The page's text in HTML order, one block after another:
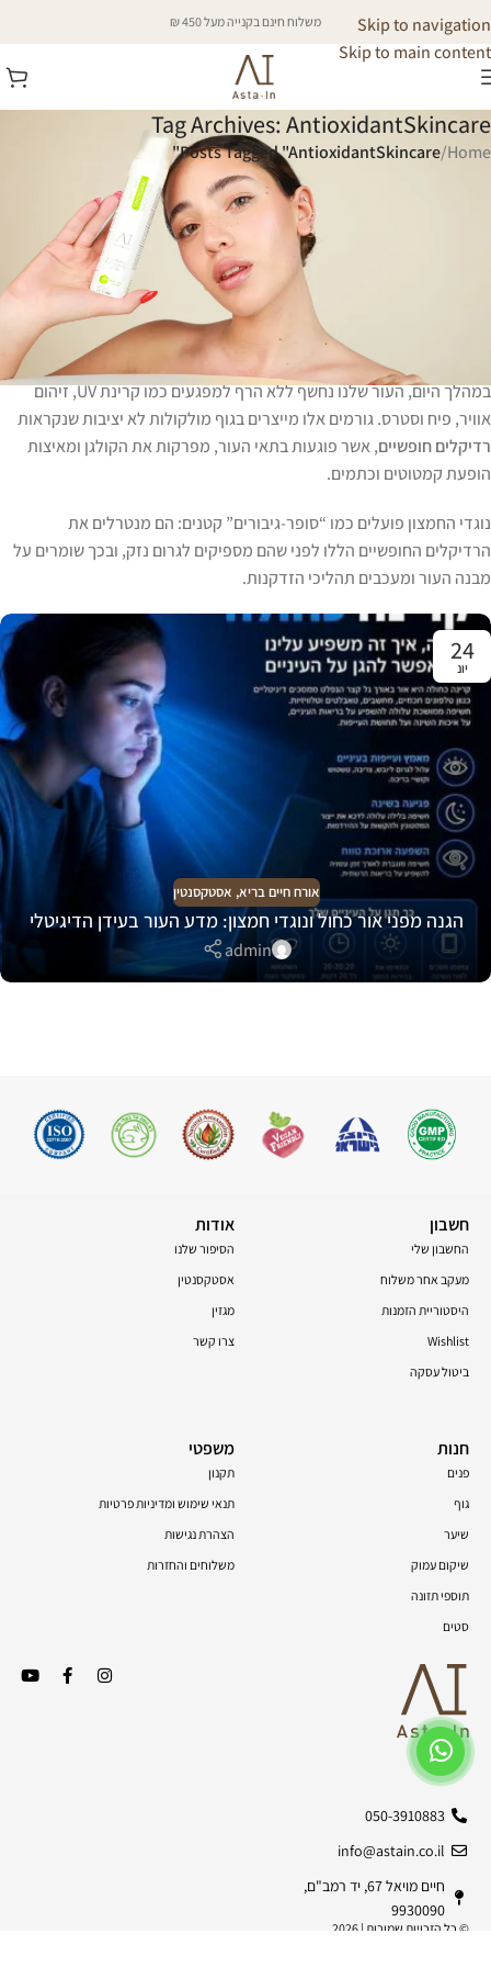
Skip to navigation
Skip to main content
משלוח חינם בקנייה מעל 450 ₪
Tag Archives: AntioxidantSkincare
Home
/
Posts Tagged "AntioxidantSkincare"
שילוב של נוגדי חמצון בשגרת הטיפוח (Antioxidant Skincare
הצעדים החכמים והחיוניים ביותר לשמירה על מראה עור בריא, חיוני וקורן.
מדובר בקו ההגנה המרכזי של העור מפני פגעי הזמן והסביבה.
הנה הצצה קצרה לאופן שבו הקסם הזה עובד
קו ההגנה הראשון של העור
במהלך היום, העור שלנו נחשף ללא הרף למפגעים כמו קרינת UV, זיהום
אוויר, פיח וסטרס. גורמים אלו מייצרים בגוף מולקולות לא יציבות שנקראות
רדיקלים חופשיים, אשר פוגעות בתאי העור, מפרקות את הקולגן ומאיצות
הופעת קמטוטים וכתמים.
נוגדי החמצון פועלים כמו “סופר-גיבורים” קטנים: הם מנטרלים את
הרדיקלים החופשיים הללו לפני שהם מספיקים לגרום נזק, ובכך שומרים על
מבנה העור ומעכבים תהליכי הזדקנות.
24
יונ
אורח חיים בריא, אסטקסנטין
הגנה מפני אור כחול ונוגדי חמצון: מדע העור בעידן הדיגיטלי
admin
050-3910883
info@astain.co.il
חיים מויאל 67, יד רמב"ם,
9930090
© כל הזכויות שמורות | 2026
חשבון
החשבון שלי
מעקב אחר משלוח
היסטוריית הזמנות
Wishlist
ביטול עסקה
אודות
הסיפור שלנו
אסטקסנטין
מגזין
צרו קשר
חנות
פנים
גוף
שיער
שיקום עמוק
תוספי תזונה
סטים
משפטי
תקנון
תנאי שימוש ומדיניות פרטיות
הצהרת נגישות
משלוחים והחזרות